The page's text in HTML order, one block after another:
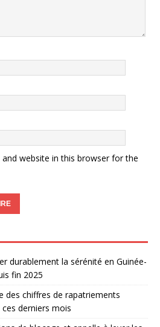
website in this browser for the
durablement la sérénité en Guinée-
fin 2025
des chiffres de rapatriements
ces derniers mois